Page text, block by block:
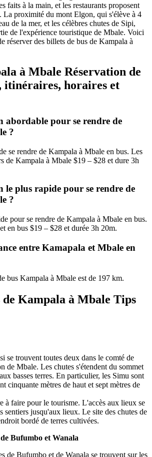
faits à la main, et les restaurants proposent
La proximité du mont Elgon, qui s'élève à 4
de la mer, et les célèbres chutes de Sipi,
de l'expérience touristique de Mbale. Voici
réserver des billets de bus de Kampala à
à Mbale Réservation de
itinéraires, horaires et
abordable pour se rendre de
?
se rendre de Kampala à Mbale en bus. Les
de Kampala à Mbale $19 – $28 et dure 3h
le plus rapide pour se rendre de
?
pour se rendre de Kampala à Mbale en bus.
en bus $19 – $28 et durée 3h 20m.
entre Kamapala et Mbale en
bus Kampala à Mbale est de 197 km.
de Kampala à Mbale Tips
se trouvent toutes deux dans le comté de
de Mbale. Les chutes s'étendent du sommet
basses terres. En particulier, les Simu sont
cinquante mètres de haut et sept mètres de
à faire pour le tourisme. L'accès aux lieux se
sentiers jusqu'aux lieux. Le site des chutes de
bordé de terres cultivées.
Bufumbo et Wanala
de Bufumbo et de Wanala se trouvent sur les